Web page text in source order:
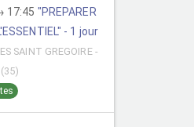
17:45 "PREPARER
- 1 jour
SAINT GREGOIRE -